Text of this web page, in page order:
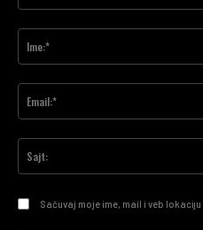
Sačuvaj moje ime, mail i veb